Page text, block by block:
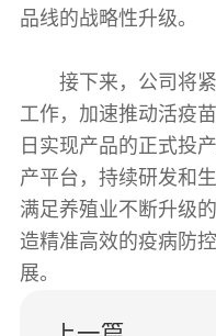
品线的战略性升级。
接下来，公司将
工作，加速推动活疫
日实现产品的正式投
产平台，持续研发和
满足养殖业不断升级
造精准高效的疫病防
展。